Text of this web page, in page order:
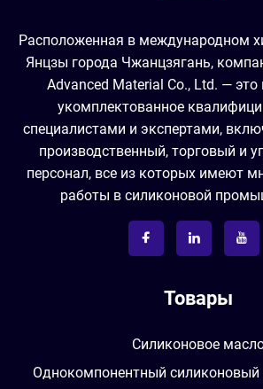
Расположенная в международном
Янцзы города Чжанцзягань,
Advanced Material Co., Ltd. — это
укомплектованное
специалистами и экспертами,
производственный, торговый и
персонал, все из которых имеют
работы в силиконовой
Товары
Силиконовое
Однокомпонентный силиконовый